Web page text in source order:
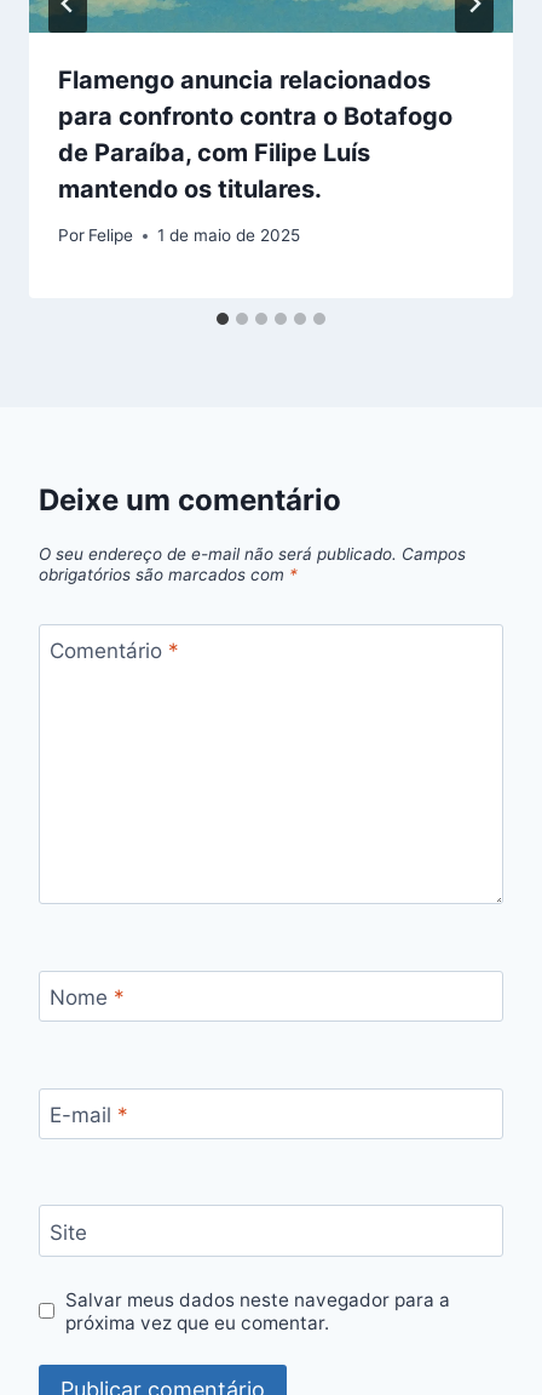
Flamengo anuncia relacionados
para confronto contra o Botafogo
de Paraíba, com Filipe Luís
mantendo os titulares.
Por Felipe 1 de maio de 2025
Deixe um comentário
O seu endereço de e-mail não será publicado. Campos
obrigatórios são marcados com *
Comentário *
Nome *
E-mail *
Site
Salvar meus dados neste navegador para a
próxima vez que eu comentar.